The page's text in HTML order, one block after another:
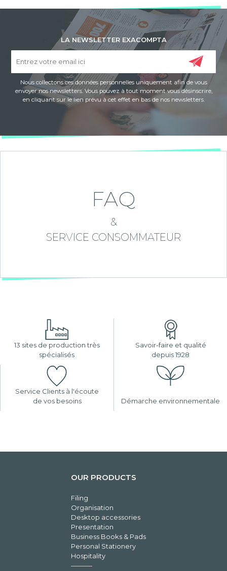
LA NEWSLETTER EXACOMPTA
Nous collectons ces données personnelles uniquement afin de vous
envoyer nos newsletters. Vous pouvez à tout moment vous désinscrire,
en cliquant sur le lien prévu à cet effet en bas de nos newsletters.
FAQ
&
SERVICE CONSOMMATEUR
13 sites de production très
spécialisés
Savoir-faire et qualité
depuis 1928
Service Clients à l'écoute
de vos besoins
Démarche environnementale
OUR PRODUCTS
Filing
Organisation
Desktop accessories
Presentation
Business Books & Pads
Personal Stationery
Hospitality